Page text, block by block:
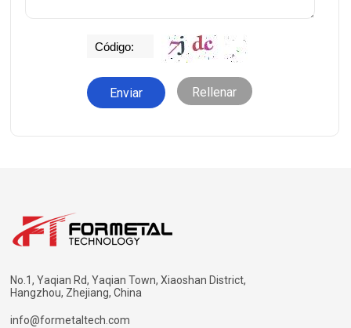
Rellenar
No.1, Yaqian Rd, Yaqian Town, Xiaoshan District,
Hangzhou, Zhejiang, China
info@formetaltech.com